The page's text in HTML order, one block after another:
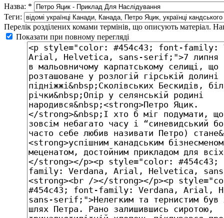
Назва: *
Теги:
Перелік розділених комами термінів, що описують матеріал.
Показати при повному перегляді